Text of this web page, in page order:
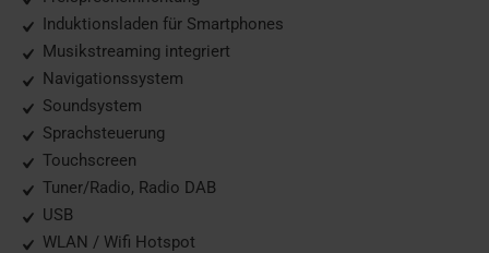
Induktionsladen für Smartphones
Musikstreaming integriert
Navigationssystem
Soundsystem
Sprachsteuerung
Touchscreen
Tuner/Radio, Radio DAB
USB
WLAN / Wifi Hotspot